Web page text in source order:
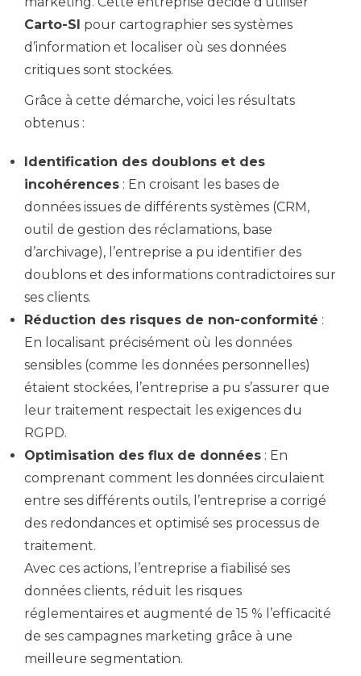
Carto-SI pour cartographier ses systèmes
d’information et localiser où ses données
critiques sont stockées.
Grâce à cette démarche, voici les résultats
obtenus :
Identification des doublons et des
incohérences : En croisant les bases de
données issues de différents systèmes (CRM,
outil de gestion des réclamations, base
d’archivage), l’entreprise a pu identifier des
doublons et des informations contradictoires sur
ses clients.
Réduction des risques de non-conformité :
En localisant précisément où les données
sensibles (comme les données personnelles)
étaient stockées, l’entreprise a pu s’assurer que
leur traitement respectait les exigences du
RGPD.
Optimisation des flux de données : En
comprenant comment les données circulaient
entre ses différents outils, l’entreprise a corrigé
des redondances et optimisé ses processus de
traitement.
Avec ces actions, l’entreprise a fiabilisé ses
données clients, réduit les risques
réglementaires et augmenté de 15 % l’efficacité
de ses campagnes marketing grâce à une
meilleure segmentation.